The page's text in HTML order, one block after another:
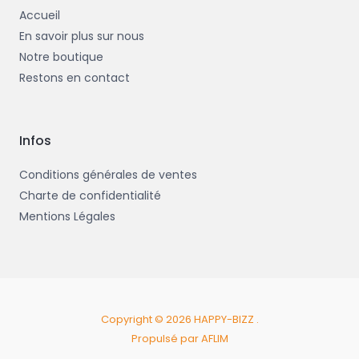
Accueil
En savoir plus sur nous
Notre boutique
Restons en contact
Infos
Conditions générales de ventes
Charte de confidentialité
Mentions Légales
Copyright © 2026 HAPPY-BIZZ .
Propulsé par AFLIM